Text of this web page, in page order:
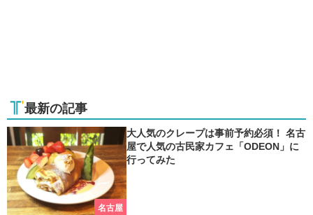
最新の記事
名古屋
大人気のクレープは事前予約必須！ 名古
屋で人気の古民家カフェ「ODEON」に
行ってみた